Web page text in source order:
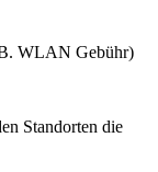
WLAN Gebühr)
Standorten die